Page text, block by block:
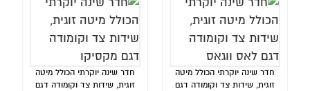
חדר שינה יוקרתי הכולל מיטה
זוגית, שידות צד וקומודה דגם
חדר שינה יוקרתי הכולל מיטה
זוגית, שידות צד וקומודה דגם